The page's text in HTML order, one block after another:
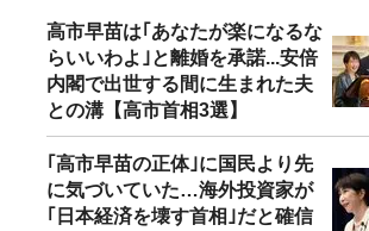
高市早苗は｢あなたが楽になるな
らいいわよ｣と離婚を承諾...安倍
内閣で出世する間に生まれた夫
との溝【高市首相3選】
｢高市早苗の正体｣に国民より先
に気づいていた…海外投資家が
｢日本経済を壊す首相｣だと確信